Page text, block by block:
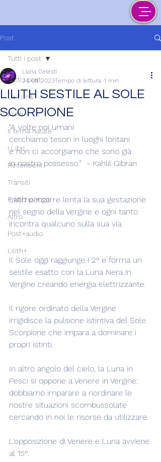
Post
Tutti i post
La Luna
Lilith
Il tema natale
I Libri
Recensioni
Transiti
Pratiche Yoga
Altro
Post+audio
Lilith+
Tutti i post
LILITH SESTILE AL SOLE
SCORPIONE
Liana Celesti
24 ott 2023Tempo di lettura: 1 min
“A volte noi umani
cerchiamo tesori in luoghi lontani
e non ci accorgiamo che sono già
in nostro possesso.”  - Kahlil Gibran
Lilith percorre lenta la sua gestazione
nel segno della Vergine e ogni tanto
incontra qualcuno sulla sua via.
Il Sole oggi raggiunge i 2° e forma un
sestile esatto con la Luna Nera in
Vergine creando energia elettrizzante.
Il rigore ordinato della Vergine
irrigidisce la pulsione istintiva del Sole
Scorpione che impara a dominare i
propri istinti.
In altro angolo del cielo, la Luna in
Pesci si oppone a Venere in Vergine:
dobbiamo imparare a riordinare le
nostre situazioni scombussolate
cercando in noi le risorse da utilizzare.
L'opposizione di Venere e Luna avviene
al 15°.